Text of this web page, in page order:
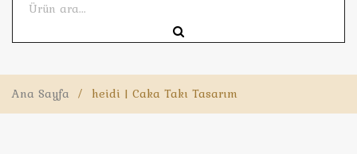
Ana Sayfa / heidi | Caka Takı Tasarım